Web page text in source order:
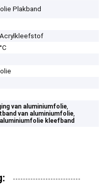
Plakband
van aluminiumfolie,
van aluminiumfolie,
kleefband